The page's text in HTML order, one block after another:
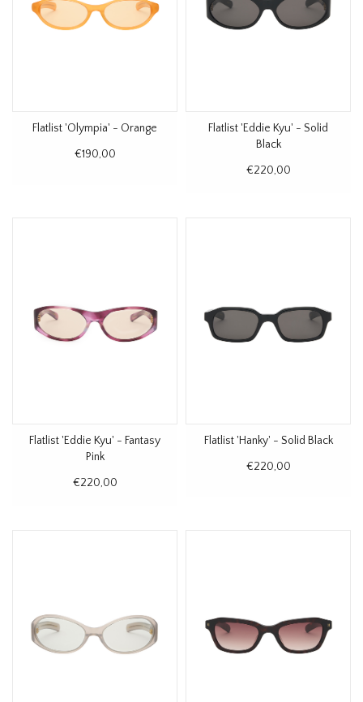
Flatlist 'Olympia' - Orange
€190,00
Flatlist 'Eddie Kyu' - Solid
Black
€220,00
Flatlist 'Eddie Kyu' - Fantasy
Pink
€220,00
Flatlist 'Hanky' - Solid Black
€220,00